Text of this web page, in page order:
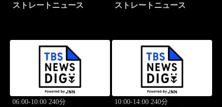
ストレートニュース ストレートニュース
06:00-10:00 240分 10:00-14:00 240分